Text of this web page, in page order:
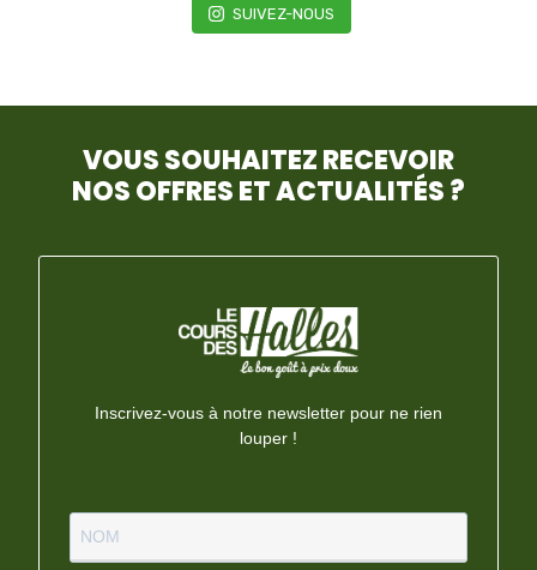
SUIVEZ-NOUS
VOUS SOUHAITEZ RECEVOIR
NOS OFFRES ET ACTUALITÉS ?
Inscrivez-vous à notre newsletter pour ne rien
louper !